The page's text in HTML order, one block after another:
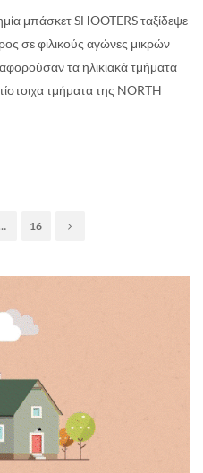
μπάσκετ SHOOTERS ταξίδεψε
σε φιλικούς αγώνες μικρών
τα ηλικιακά τμήματα
τμήματα της NORTH
16